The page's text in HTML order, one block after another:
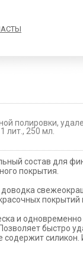
полировки,
лит., 250 мл.
состав для
покрытия.
доводка
и
быстро
силикон.